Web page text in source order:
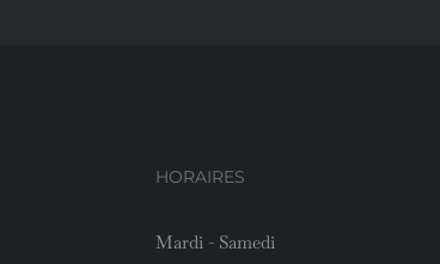
HORAIRES
Mardi - Samedi